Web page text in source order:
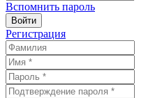
Вспомнить пароль
Войти
Регистрация